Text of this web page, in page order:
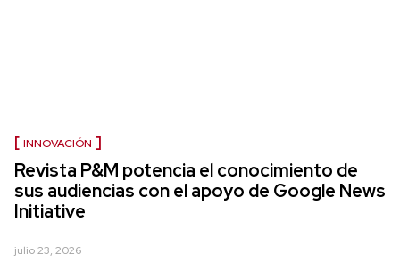
INNOVACIÓN
Revista P&M potencia el conocimiento de
sus audiencias con el apoyo de Google News
Initiative
julio 23, 2026